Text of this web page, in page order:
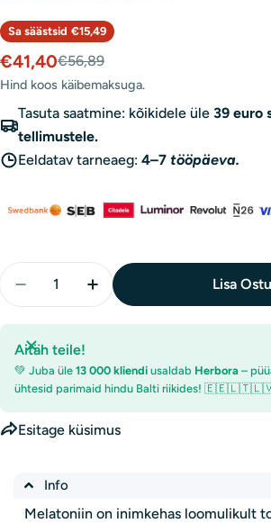
Sa säästsid €15,49
Müügihind
€41,40
Tavaline
hind
€56,89
Hind koos käibemaksuga.
Tasuta saatmine: kõikidele üle 39 euro
tellimustele.
Eeldatav tarneaeg: 4–7 tööpäeva.
Lisa
Aitäh teile!
💚 Juba üle 13 000 kliendi usaldab Herbora –
ühtesid parimaid hindu Balti riikides!
Esitage küsimus
Info
Melatoniin on inimkehas loomulikult